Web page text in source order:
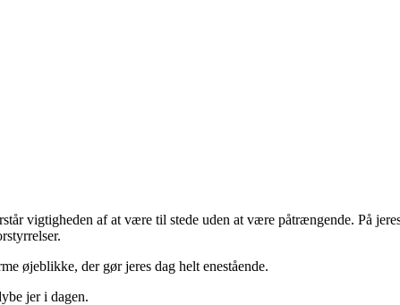
vigtigheden af at være til stede uden at være påtrængende. På
øjeblikke, der gør jeres dag helt enestående.
jer i dagen.